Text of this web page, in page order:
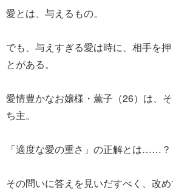
愛とは、与えるもの。
でも、与えすぎる愛は時に、相手を
とがある。
愛情豊かなお嬢様・薫子（26）は、
ち主。
「適度な愛の重さ」の正解とは……？
その問いに答えを見いだすべく、改